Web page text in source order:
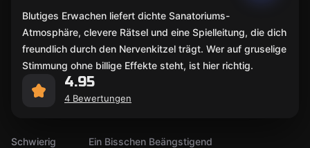
Schwierig Ein Bisschen Beängstigend
Blutiges Erwachen liefert dichte Sanatoriums-
Atmosphäre, clevere Rätsel und eine Spielleitung, die dich
freundlich durch den Nervenkitzel trägt. Wer auf gruselige
Stimmung ohne billige Effekte steht, ist hier richtig.
4.95
4 Bewertungen